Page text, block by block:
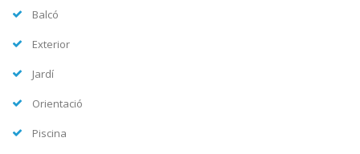
Balcó
Exterior
Jardí
Orientació
Piscina